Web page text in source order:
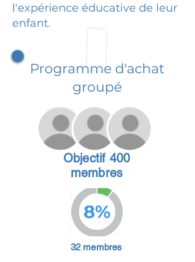
l'expérience éducative de leur
enfant.
Programme d'achat
groupé
Objectif 400
membres
8%
32 membres